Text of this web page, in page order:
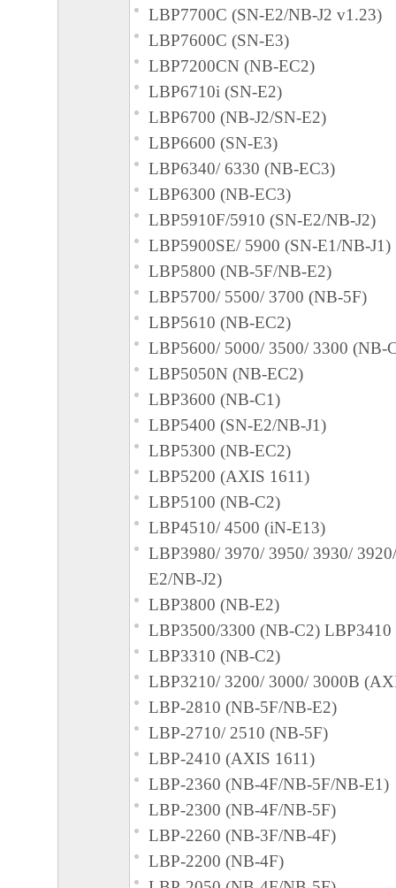
(2) お客様は、上記(1)に基づいて「本ソフ
するためのバックアップとして、「本ソフ
部、複製することができます。
(3) 上記(1)および(2)に定める場合を除き、
ヤノンのライセンサーのいかなる知的財産
と黙示たるとを問わず、本契約書によって
るいは許諾されるものではありません。
(1) お客様は、再使用許諾、譲渡、販売、
くは貸与その他の方法により、第三者に「
ア」を使用させることはできません。
(2) お客様は、「本ソフトウェア」の全部
正、改変、逆コンパイル、逆アセンブル、
エンジニアリング等することはできません
このような行為をさせてはなりません。
「本ソフトウェア」に係る権原および所有
によりキヤノンまたはキヤノンのライセン
４．著作権表示
お客様は、「本ソフトウェア」に含まれる
キヤノンのライセンサーの著作権表示を変
しくは削除してはなりません。
５．保証の否認・免責
(1) 「本ソフトウェア」は、『現状のまま
諾されます。キヤノン、キヤノンの子会社
連会社、それらの販売代理店または販売店
「本ソフトウェア」に関して、商品性およ
の適合性の保証を含め、いかなる保証も、
たるとを問わず一切しないものとします。
(2) キヤノン、キヤノンの子会社、キヤノ
LBP7700C (SN-E2/NB-J2 v1.23)
LBP7600C (SN-E3)
LBP7200CN (NB-EC2)
LBP6710i (SN-E2)
LBP6700 (NB-J2/SN-E2)
LBP6600 (SN-E3)
LBP6340/ 6330 (NB-EC3)
LBP6300 (NB-EC3)
LBP5910F/5910 (SN-E2/NB-J2)
LBP5900SE/ 5900 (SN-E1/NB-J1)
LBP5800 (NB-5F/NB-E2)
LBP5700/ 5500/ 3700 (NB-5F)
LBP5610 (NB-EC2)
LBP5600/ 5000/ 3500/ 3300 (NB-
LBP5050N (NB-EC2)
LBP3600 (NB-C1)
LBP5400 (SN-E2/NB-J1)
LBP5300 (NB-EC2)
LBP5200 (AXIS 1611)
LBP5100 (NB-C2)
LBP4510/ 4500 (iN-E13)
LBP3980/ 3970/ 3950/ 3930/
E2/NB-J2)
LBP3800 (NB-E2)
LBP3500/3300 (NB-C2) LBP3410
LBP3310 (NB-C2)
LBP3210/ 3200/ 3000/ 3000B
LBP-2810 (NB-5F/NB-E2)
LBP-2710/ 2510 (NB-5F)
LBP-2410 (AXIS 1611)
LBP-2360 (NB-4F/NB-5F/NB-E1)
LBP-2300 (NB-4F/NB-5F)
LBP-2260 (NB-3F/NB-4F)
LBP-2200 (NB-4F)